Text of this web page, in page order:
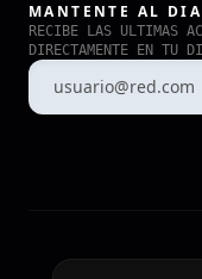
MANTENTE AL DIA
RECIBE LAS ULTIMAS
DIRECTAMENTE EN TU